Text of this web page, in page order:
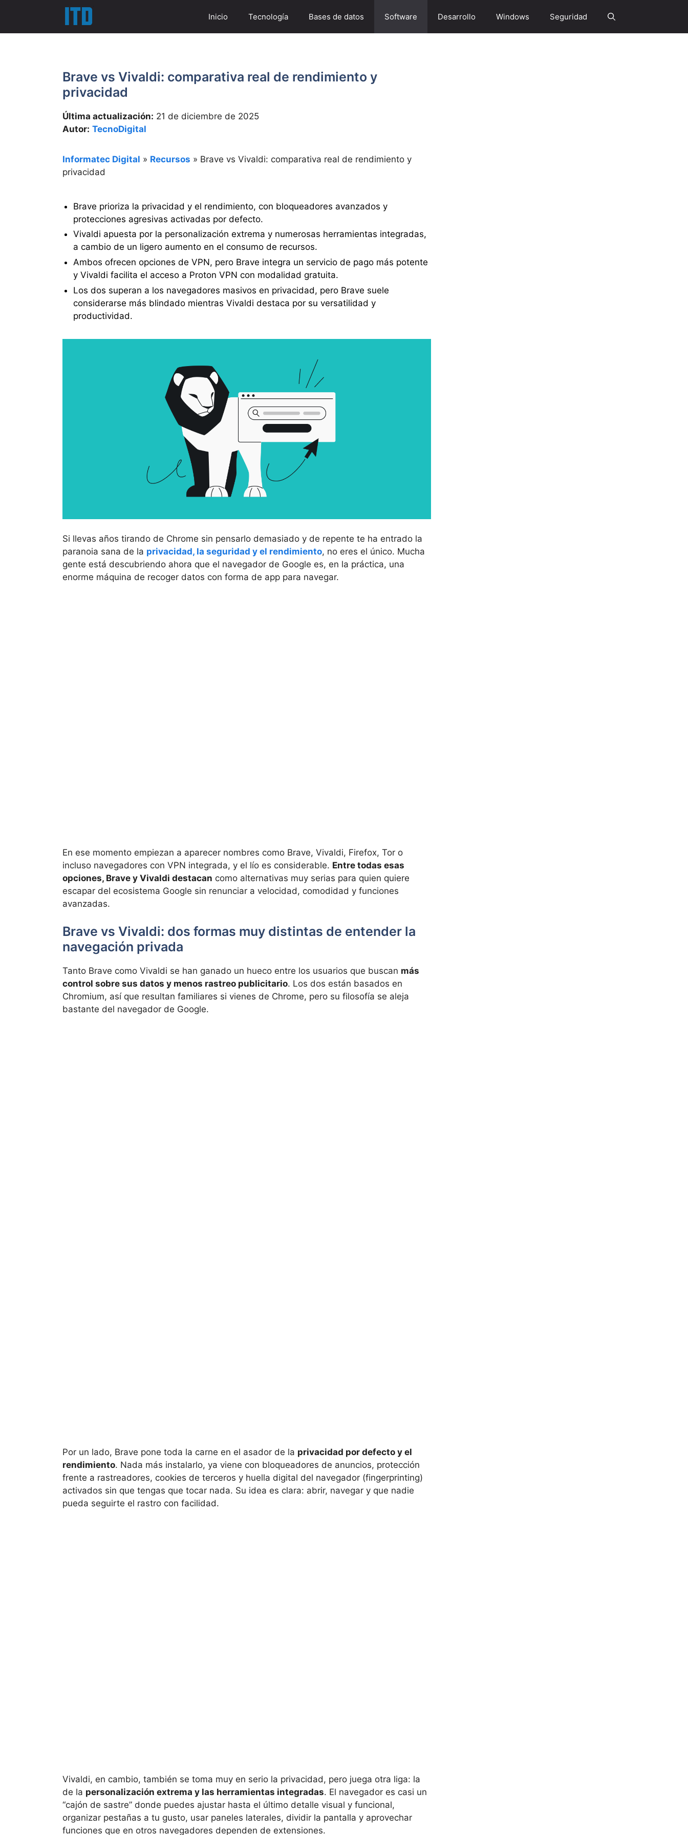
contenido
Inicio Tecnología Bases de datos Software Desarrollo Windows Seguridad
Brave vs Vivaldi: comparativa real de rendimiento y
privacidad
Última actualización: 21 de diciembre de 2025
Autor: TecnoDigital
Informatec Digital » Recursos » Brave vs Vivaldi: comparativa real de rendimiento y
privacidad
Brave prioriza la privacidad y el rendimiento, con bloqueadores avanzados y
protecciones agresivas activadas por defecto.
Vivaldi apuesta por la personalización extrema y numerosas herramientas integradas,
a cambio de un ligero aumento en el consumo de recursos.
Ambos ofrecen opciones de VPN, pero Brave integra un servicio de pago más potente
y Vivaldi facilita el acceso a Proton VPN con modalidad gratuita.
Los dos superan a los navegadores masivos en privacidad, pero Brave suele
considerarse más blindado mientras Vivaldi destaca por su versatilidad y
productividad.
Si llevas años tirando de Chrome sin pensarlo demasiado y de repente te ha entrado la
paranoia sana de la privacidad, la seguridad y el rendimiento, no eres el único. Mucha
gente está descubriendo ahora que el navegador de Google es, en la práctica, una
enorme máquina de recoger datos con forma de app para navegar.
En ese momento empiezan a aparecer nombres como Brave, Vivaldi, Firefox, Tor o
incluso navegadores con VPN integrada, y el lío es considerable. Entre todas esas
opciones, Brave y Vivaldi destacan como alternativas muy serias para quien quiere
escapar del ecosistema Google sin renunciar a velocidad, comodidad y funciones
avanzadas.
Brave vs Vivaldi: dos formas muy distintas de entender la
navegación privada
Tanto Brave como Vivaldi se han ganado un hueco entre los usuarios que buscan más
control sobre sus datos y menos rastreo publicitario. Los dos están basados en
Chromium, así que resultan familiares si vienes de Chrome, pero su filosofía se aleja
bastante del navegador de Google.
Por un lado, Brave pone toda la carne en el asador de la privacidad por defecto y el
rendimiento. Nada más instalarlo, ya viene con bloqueadores de anuncios, protección
frente a rastreadores, cookies de terceros y huella digital del navegador (fingerprinting)
activados sin que tengas que tocar nada. Su idea es clara: abrir, navegar y que nadie
pueda seguirte el rastro con facilidad.
Vivaldi, en cambio, también se toma muy en serio la privacidad, pero juega otra liga: la
de la personalización extrema y las herramientas integradas. El navegador es casi un
“cajón de sastre” donde puedes ajustar hasta el último detalle visual y funcional,
organizar pestañas a tu gusto, usar paneles laterales, dividir la pantalla y aprovechar
funciones que en otros navegadores dependen de extensiones.